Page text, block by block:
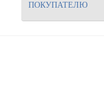
ПОКУПАТЕЛЮ